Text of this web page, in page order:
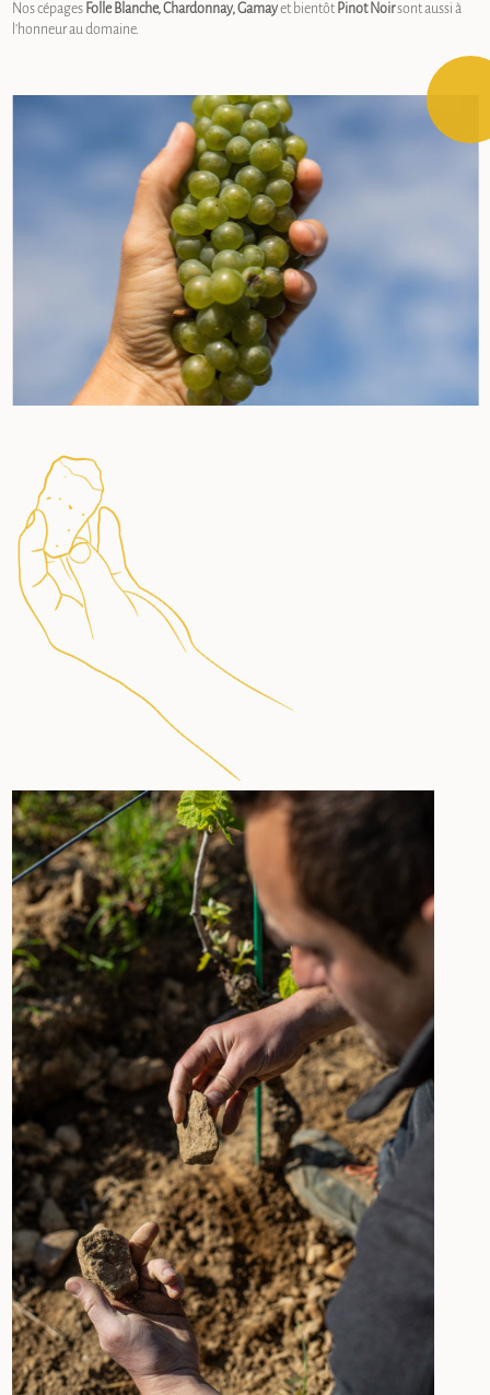
Nos cépages Folle Blanche, Chardonnay, Gamayet bientôt Pinot Noirsont aussi à
l’honneur au domaine.